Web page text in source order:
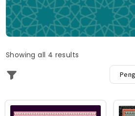
Showing all 4 results
Produk